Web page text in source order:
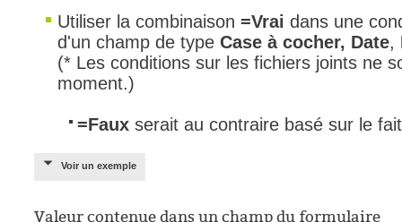
Utiliser la combinaison =Vrai dans une
d'un champ de type Case à cocher, Date,
(* Les conditions sur les fichiers joints ne
moment.)
=Faux serait au contraire basé sur le
Voir un exemple
Valeur contenue dans un champ du formulaire